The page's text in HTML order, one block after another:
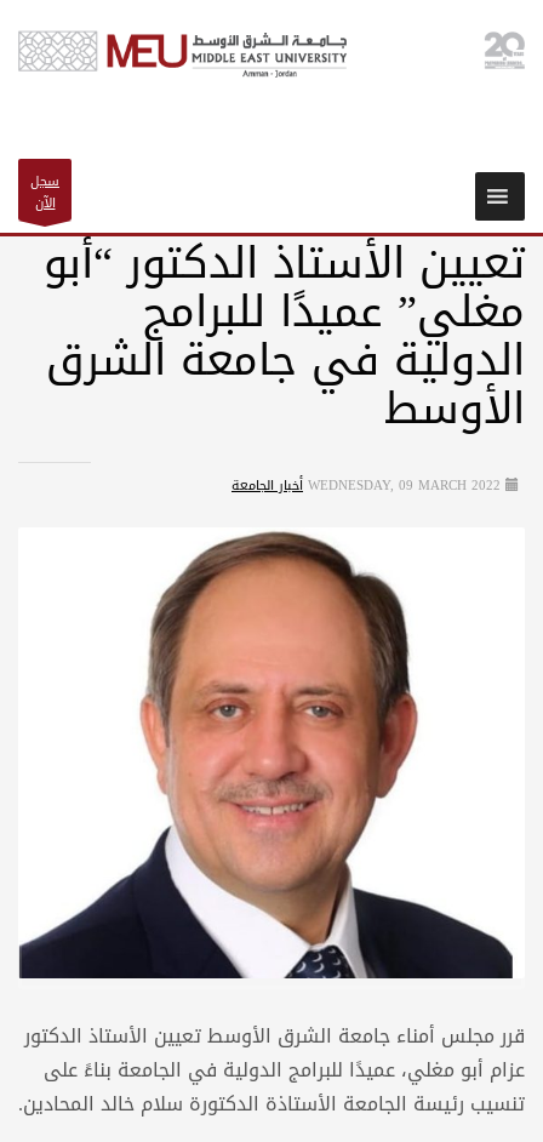
سجل
الآن
تعيين الأستاذ الدكتور “أبو
مغلي” عميدًا للبرامج
الدولية في جامعة الشرق
الأوسط
WEDNESDAY, 09 MARCH 2022أخبار الجامعة
قرر مجلس أمناء جامعة الشرق الأوسط تعيين الأستاذ الدكتور
عزام أبو مغلي، عميدًا للبرامج الدولية في الجامعة بناءً على
تنسيب رئيسة الجامعة الأستاذة الدكتورة سلام خالد المحادين.